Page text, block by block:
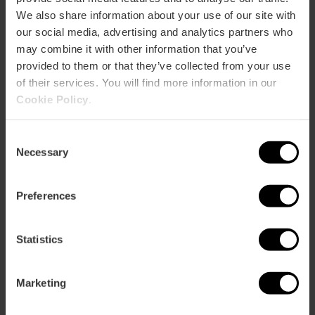
We also share information about your use of our site with
our social media, advertising and analytics partners who
may combine it with other information that you’ve
provided to them or that they’ve collected from your use
of their services. You will find more information in our
Cookie Policy
Selection
Necessary
Preferences
Statistics
Marketing
Capacidad
Restaurante